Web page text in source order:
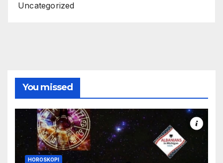
Uncategorized
You missed
HOROSKOPI